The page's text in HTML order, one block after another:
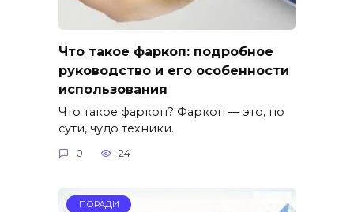
Что такое фаркоп: подробное
руководство и его особенности
использования
Что такое фаркоп? Фаркоп — это, по
сути, чудо техники.
0 24
ПОРАДИ